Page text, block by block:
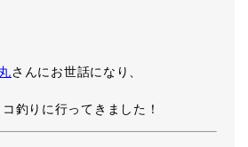
さんにお世話になり、
釣りに行ってきました！